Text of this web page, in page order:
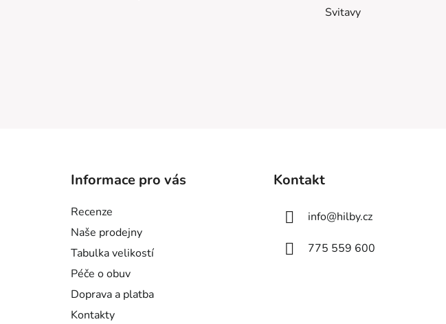
Svitavy
Informace pro vás
Recenze
Naše prodejny
Tabulka velikostí
Péče o obuv
Doprava a platba
Kontakty
Kontakt
info@hilby.cz
775 559 600